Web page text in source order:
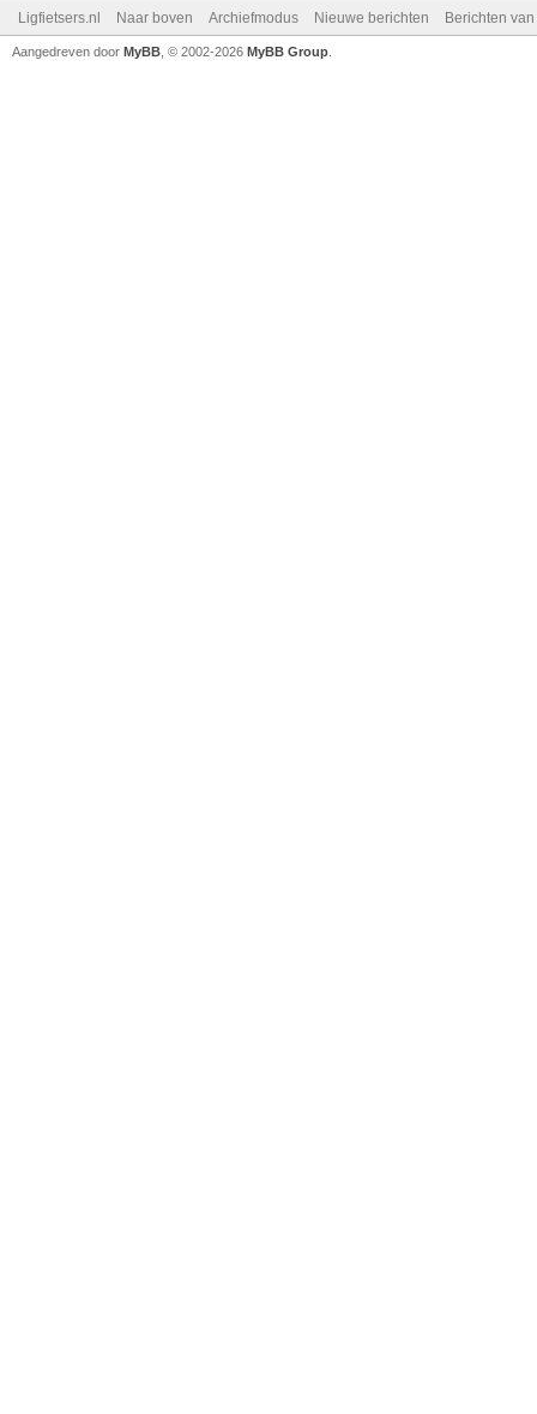
Ligfietsers.nl Naar boven Archiefmodus Nieuwe berichten Berichten
Aangedreven door MyBB , © 2002-2026 MyBB Group